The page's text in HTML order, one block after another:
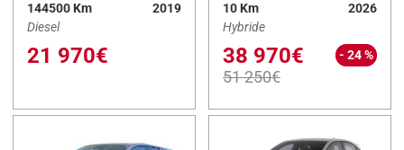
DOLPHIN SURF (1)
DS3 Crossback
Ibiza (10)
KADJAR (1)
144500 Km
2019
Diesel
21 970€
10 Km
2026
Hybride
38 970€
51 250€
- 24 %